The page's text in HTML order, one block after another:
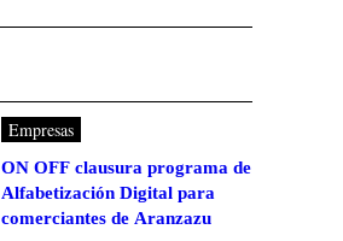
Empresas
ON OFF clausura programa de
Alfabetización Digital para
comerciantes de Aranzazu